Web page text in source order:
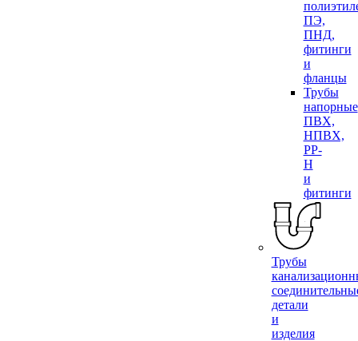
ПЭ,
ПНД,
фитинги
и
фланцы
Трубы
напорные
ПВХ,
НПВХ,
PP-
H
и
фитинги
Трубы
детали
и
изделия